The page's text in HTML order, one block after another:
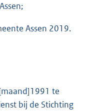
Assen 2019.
te
bij de Stichting